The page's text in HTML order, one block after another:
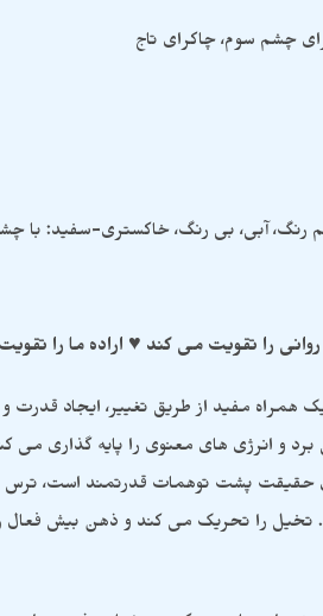
چشم سوم، چاکرای تاج
رنگ، آبی، بی رنگ، خاکستری-سفید: با
روانی را تقویت می کند ♥ اراده ما را
همراه مفید از طریق تغییر، ایجاد
برد و انرژی های معنوی را پایه گذاری می
حقیقت پشت توهمات قدرتمند است، ترس
تخیل را تحریک می کند و ذهن بیش فعال